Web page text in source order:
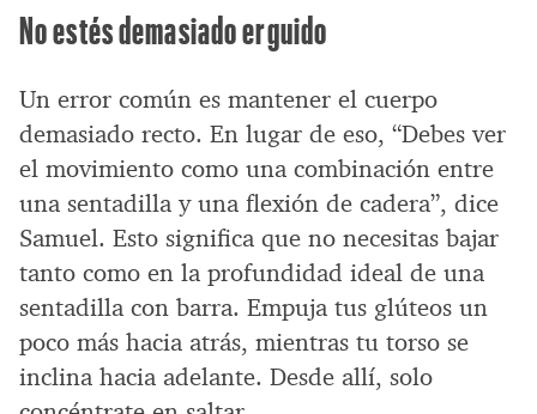
No estés demasiado erguido
Un error común es mantener el cuerpo
demasiado recto. En lugar de eso, “Debes ver
el movimiento como una combinación entre
una sentadilla y una flexión de cadera”, dice
Samuel. Esto significa que no necesitas bajar
tanto como en la profundidad ideal de una
sentadilla con barra. Empuja tus glúteos un
poco más hacia atrás, mientras tu torso se
inclina hacia adelante. Desde allí, solo